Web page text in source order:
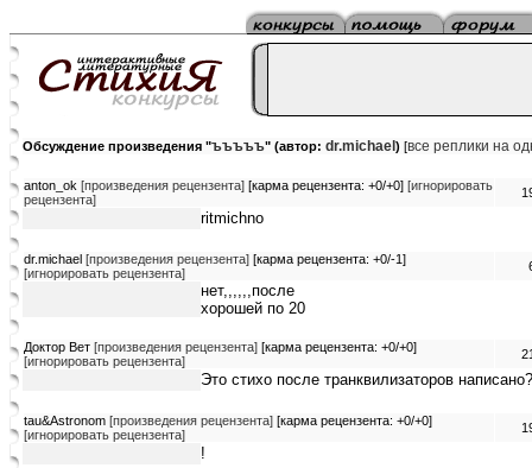
Обсуждение произведения "ъъъъъ" (автор: dr.michael ) [все реплики на
anton_ok [произведения рецензента] [карма рецензента: +0/+0] [игнорировать
рецензента]
ritmichno
dr.michael [произведения рецензента] [карма рецензента: +0/-1]
[игнорировать рецензента]
нет,,,,,,после
хорошей по 20
Доктор Вет [произведения рецензента] [карма рецензента: +0/+0]
[игнорировать рецензента]
Это стихо после транквилизаторов
tau&Astronom [произведения рецензента] [карма рецензента: +0/+0]
[игнорировать рецензента]
!